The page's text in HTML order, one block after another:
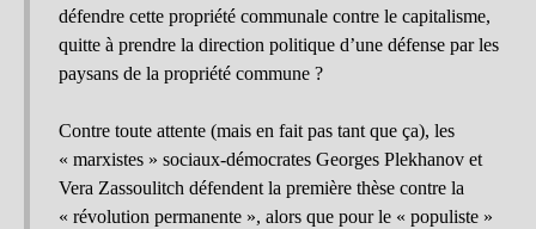
défendre cette propriété communale contre le capitalisme,
quitte à prendre la direction politique d’une défense par les
paysans de la propriété commune ?
Contre toute attente (mais en fait pas tant que ça), les
« marxistes » sociaux-démocrates Georges Plekhanov et
Vera Zassoulitch défendent la première thèse contre la
« révolution permanente », alors que pour le « populiste »